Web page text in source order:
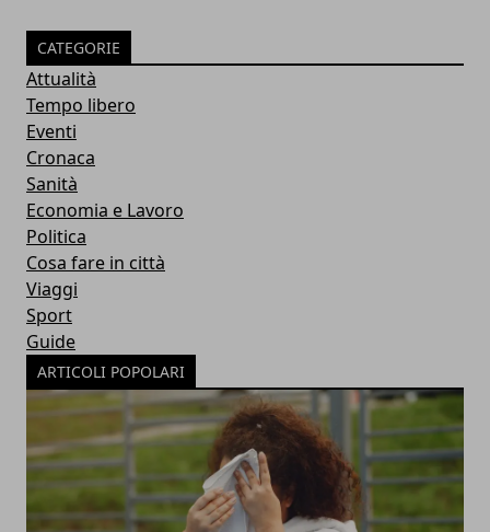
CATEGORIE
Attualità
Tempo libero
Eventi
Cronaca
Sanità
Economia e Lavoro
Politica
Cosa fare in città
Viaggi
Sport
Guide
ARTICOLI POPOLARI